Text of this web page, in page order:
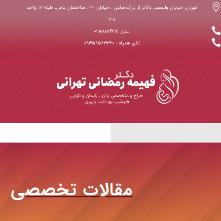

تهران، خیابان ولیعصر، بالاتر از پارک ساعی ، خیابان ۳۲ ، ساختمان یاس، طبقه ۳، واحد
۳۰۱
 تلفن: ۰۲۱۸۸۸۸۶۲۱۸
 نلفن همراه : ۰۹۳۵۹۵۶۳۳۶۰
مقالات تخصصی